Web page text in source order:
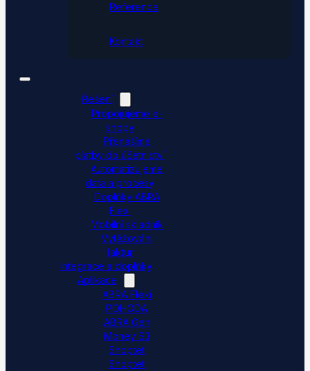
Reference
Kontakt
Řešení
Propojujeme e-
shopy
Přenášíme
platby do účetnictví
Automatizujeme
data a procesy
Doplňky ABRA
Flexi
Mobilní skladník
Vytěžování
faktur
Integrace a doplňky
Aplikace
ABRA Flexi
POHODA
ABRA Gen
Money S3
Shoptet
Shoptet